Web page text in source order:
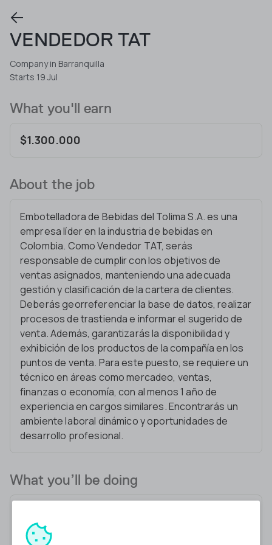
VENDEDOR TAT
Company in Barranquilla
Starts 19 Jul
What you'll earn
$1.300.000
About the job
Embotelladora de Bebidas del Tolima S.A. es una
empresa líder en la industria de bebidas en
Colombia. Como Vendedor TAT, serás
responsable de cumplir con los objetivos de
ventas asignados, manteniendo una adecuada
gestión y clasificación de la cartera de clientes.
Deberás georreferenciar la base de datos, realizar
procesos de trastienda e informar el sugerido de
venta. Además, garantizarás la disponibilidad y
exhibición de los productos de la compañía en los
puntos de venta. Para este puesto, se requiere un
técnico en áreas como mercadeo, ventas,
finanzas o economía, con al menos 1 año de
experiencia en cargos similares. Encontrarás un
ambiente laboral dinámico y oportunidades de
desarrollo profesional.
What you’ll be doing
Actualizar y clasificar la cartera de clientes